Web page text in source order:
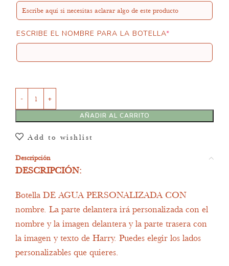
ESCRIBE EL NOMBRE PARA LA BOTELLA*
AÑADIR AL CARRITO
Add to wishlist
Descripción
DESCRIPCIÓN:
Botella DE AGUA PERSONALIZADA CON
nombre. La parte delantera irá personalizada con el
nombre y la imagen delantera y la parte trasera con
la imagen y texto de Harry. Puedes elegir los lados
personalizables que quieres.